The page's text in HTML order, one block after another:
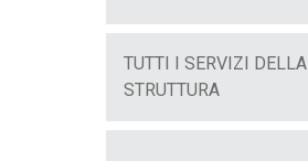
TUTTI I SERVIZI DELLA
STRUTTURA